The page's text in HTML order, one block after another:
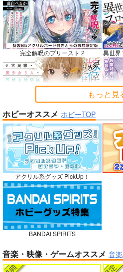
悪縁
ぽむ屋
770円（税込）
Fate/Grand Order
マシュ・キリエライト
サンプル
カート
RED
OMNIBUS
ハイパーソニ
ル
3,025 （税込
Fate/Grand
カルナ
アル
サンプル
カート
No.10
完全解呪のプリースト 2 異世界
嫁候補、うちに住むらしい。 #古民
家・美少女3人・耳付き幼馴染
ガールズゾンビパーティー 5
侯爵
ケモ耳娘だらけの世界でハーレムに
3
もっと見
ホビーオススメ ホビーTOP
アクリル系グッズ PickUp！
BANDAI SPIRITS
音楽・映像・ゲームオススメ 音